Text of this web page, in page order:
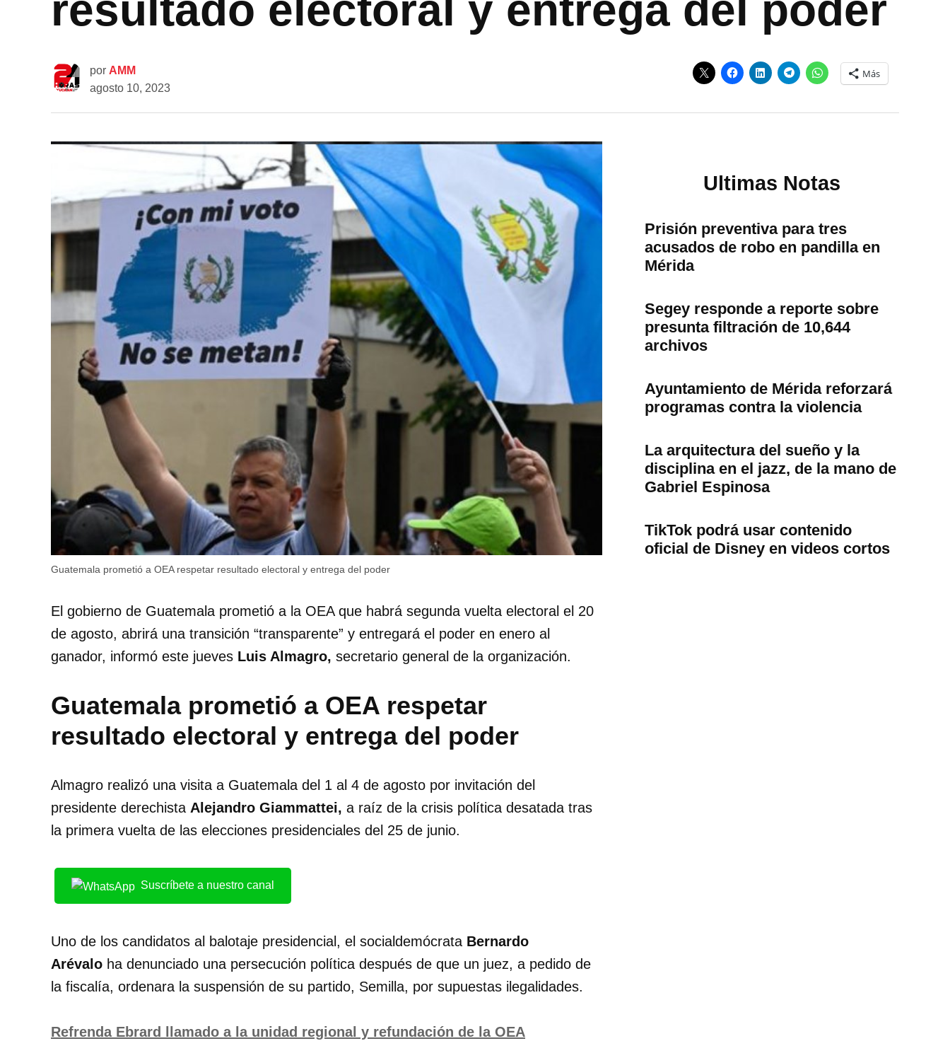
por AMM
agosto 10, 2023
Más
Guatemala prometió a OEA respetar resultado electoral y entrega del poder
El gobierno de Guatemala prometió a la OEA que habrá segunda vuelta electoral el 20
de agosto, abrirá una transición “transparente” y entregará el poder en enero al
ganador, informó este jueves Luis Almagro, secretario general de la organización.
Guatemala prometió a OEA respetar
resultado electoral y entrega del poder
Almagro realizó una visita a Guatemala del 1 al 4 de agosto por invitación del
presidente derechista Alejandro Giammattei, a raíz de la crisis política desatada tras
la primera vuelta de las elecciones presidenciales del 25 de junio.
Suscríbete a nuestro canal
Uno de los candidatos al balotaje presidencial, el socialdemócrata Bernardo
Arévalo ha denunciado una persecución política después de que un juez, a pedido de
la fiscalía, ordenara la suspensión de su partido, Semilla, por supuestas ilegalidades.
Refrenda Ebrard llamado a la unidad regional y refundación de la OEA
Ultimas Notas
Prisión preventiva para tres
acusados de robo en pandilla en
Mérida
Segey responde a reporte sobre
presunta filtración de 10,644
archivos
Ayuntamiento de Mérida reforzará
programas contra la violencia
La arquitectura del sueño y la
disciplina en el jazz, de la mano de
Gabriel Espinosa
TikTok podrá usar contenido
oficial de Disney en videos cortos